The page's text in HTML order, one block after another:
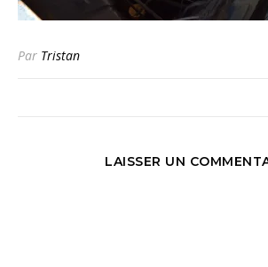
Par Tristan
LAISSER UN